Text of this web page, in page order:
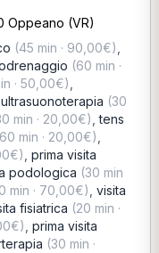
Oppeano (VR)
(45 min · 90,00€)
(60 min ·
· 50,00€)
ultrasuonoterapia (30
min · 20,00€) ,tens
min · 20,00€)
prima visita
podologica (30 min
min · 70,00€) visita
fisiatrica (20 min ·
prima visita
(30 min ·